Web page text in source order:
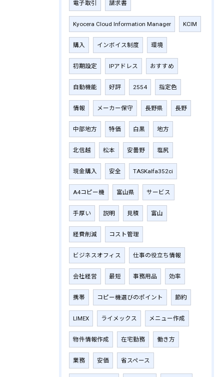
電子取引 請求書
Kyocera Cloud Information Manager KCIM
購入 インボイス制度 環境
初期設定 IPアドレス おすすめ
自動機能 好評 2554 指定色
情報 メーカー保守 長野県 長野
中部地方 特価 白黒 地方
北信越 松本 安曇野 塩尻
現金購入 安全 TASKalfa352ci
A4コピー機 富山県 サービス
手厚い 説明 見積 富山
経費削減 コスト管理
ビジネスオフィス 仕事の役立ち情報
会社経営 最短 事務用品 効率
携帯 コピー機選びのポイント 節約
LIMEX ライメックス メニュー作成
物件情報作成 在宅勤務 働き方
業務 安価 省スペース